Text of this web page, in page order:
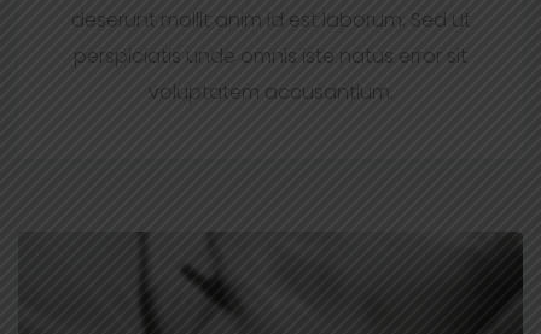
deserunt mollit anim id est laborum. Sed ut
perspiciatis unde omnis iste natus error sit
voluptatem accusantium.